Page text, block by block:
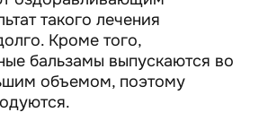
такого лечения
Кроме того,
бальзамы выпускаются во
объемом, поэтому